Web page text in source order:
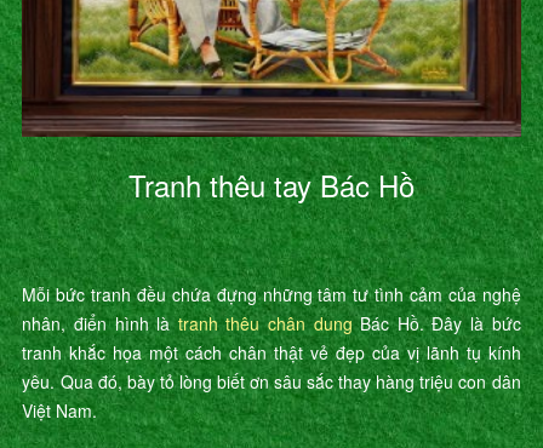
Tranh thêu tay Bác Hồ
Mỗi bức tranh đều chứa đựng những tâm tư tình cảm của nghệ
nhân, điển hình làtranh thêu chân dungBác Hồ. Đây là bức
tranh khắc họa một cách chân thật vẻ đẹp của vị lãnh tụ kính
yêu. Qua đó, bày tỏ lòng biết ơn sâu sắc thay hàng triệu con dân
Việt Nam.